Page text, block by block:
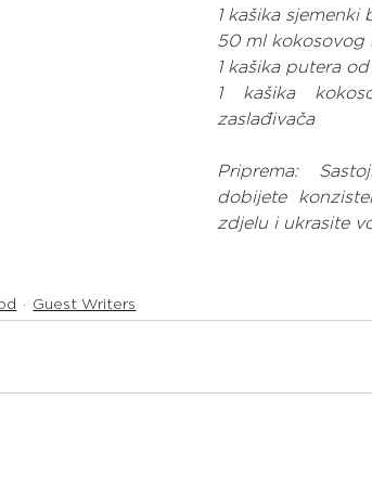
1 kašika sjemenki
50 ml kokosovog
1 kašika putera
1 kašika
zaslađivača
Priprema:
dobijete
zdjelu i ukrasite
Guest Writers